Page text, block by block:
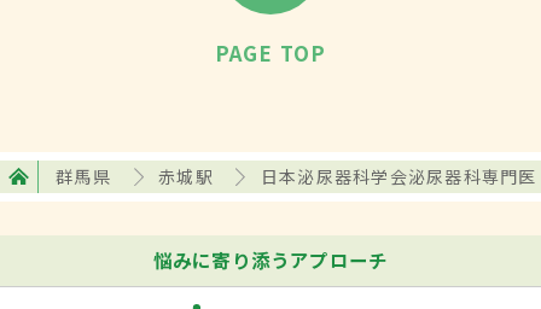
PAGE TOP
群馬県 赤城駅 日本泌尿器科学会泌尿器科専門医
悩みに寄り添うアプローチ